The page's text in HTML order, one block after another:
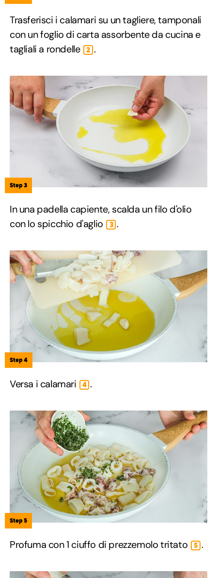
Trasferisci i calamari su un tagliere, tamponali
con un foglio di carta assorbente da cucina e
tagliali a rondelle
2 .
Step 3
In una padella capiente, scalda un filo d'olio
con lo spicchio d'aglio
3 .
Step 4
Versa i calamari 4 .
Step 5
Profuma con 1 ciuffo di prezzemolo tritato 5 .